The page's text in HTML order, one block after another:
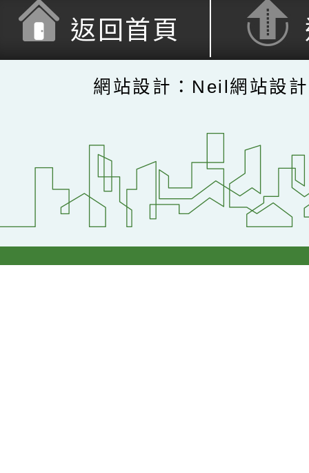
返回首頁
網站設計：Neil網站設